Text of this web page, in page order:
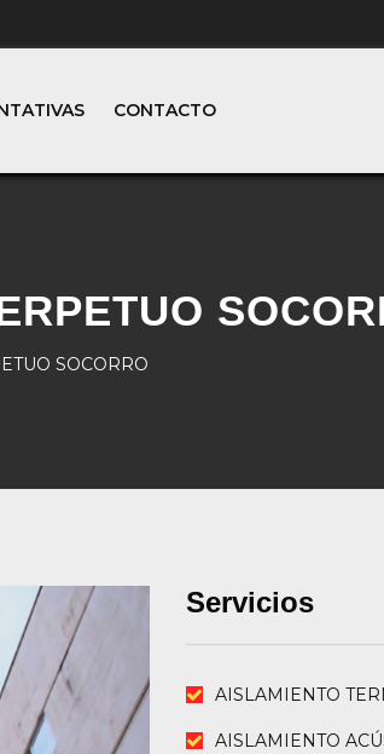
CONTACTO
SOCORRO
Servicios
AISLAMIENTO
AISLAMIENTO